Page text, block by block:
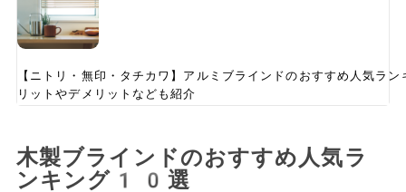
【ニトリ・無印・タチカワ】アルミブラインドのおすすめ人気
リットやデメリットなども紹介
木製ブラインドのおすすめ人気ラ
ンキング10選